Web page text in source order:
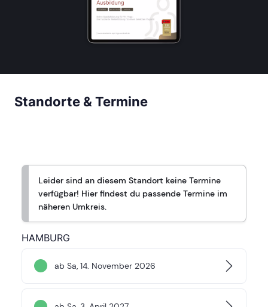
Standorte & Termine
Leider sind an diesem Standort keine Termine
verfügbar! Hier findest du passende Termine im
näheren Umkreis.
HAMBURG
ab Sa, 14. November 2026